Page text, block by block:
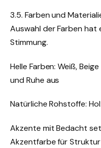
3.5. Farben und
Auswahl der Farben hat
Stimmung.
Helle Farben: Weiß,
und Ruhe aus
Natürliche Rohstoffe:
Akzente mit Bedacht
Akzentfarbe für Struktur